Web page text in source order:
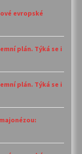
evropské
plán. Týká se i
plán. Týká se i